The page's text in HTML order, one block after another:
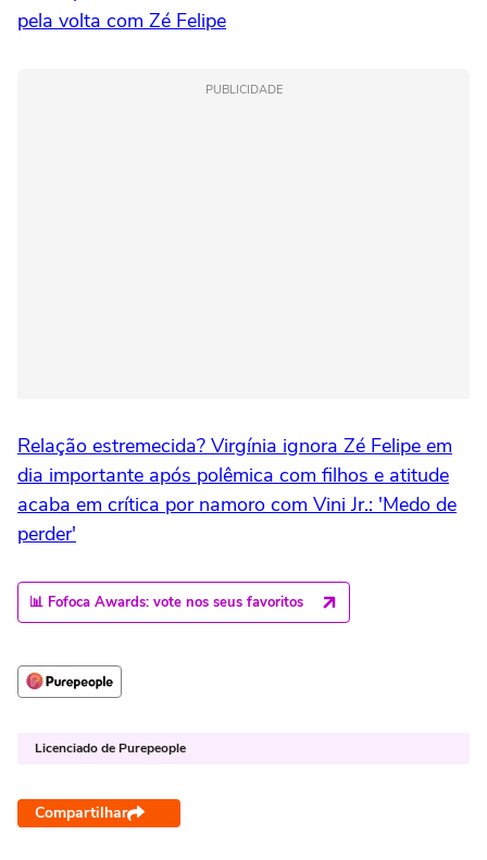
pela volta com Zé Felipe
PUBLICIDADE
Relação estremecida? Virgínia ignora Zé Felipe em
dia importante após polêmica com filhos e atitude
acaba em crítica por namoro com Vini Jr.: 'Medo de
perder'
📊 Fofoca Awards: vote nos seus favoritos
Licenciado de Purepeople
Compartilhar